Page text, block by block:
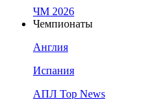
ЧМ 2026
Чемпионаты
Англия
Испания
АПЛ Top News